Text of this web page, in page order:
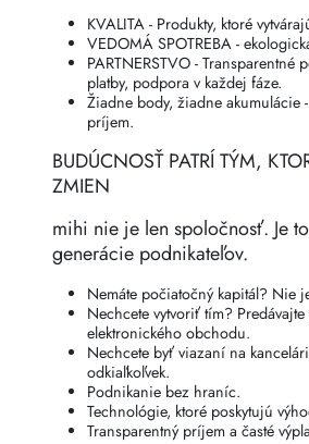
KVALITA - Produkty, ktoré
VEDOMÁ SPOTREBA -
PARTNERSTVO - Transparentné
platby, podpora v každej fáze.
Žiadne body, žiadne akumulácie
príjem.
BUDÚCNOSŤ PATRÍ TÝM,
ZMIEN
mihi nie je len spoločnosť. Je
generácie podnikateľov.
Nemáte počiatočný kapitál? Nie
Nechcete vytvoriť tím?
elektronického obchodu.
Nechcete byť viazaní na
odkiaľkoľvek.
Podnikanie bez hraníc.
Technológie, ktoré poskytujú
Transparentný príjem a časté